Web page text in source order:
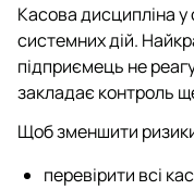
Касова дисципліна у
системних дій.
підприємець не
закладає контроль
Щоб зменшити
перевірити всі